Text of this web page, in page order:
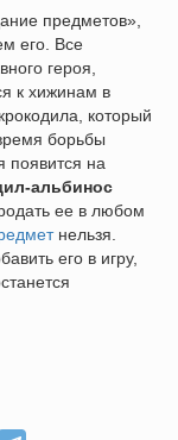
предметов»,
его. Все
героя,
к хижинам в
который
борьбы
появится на
альбинос
ее в любом
нельзя.
его в игру,